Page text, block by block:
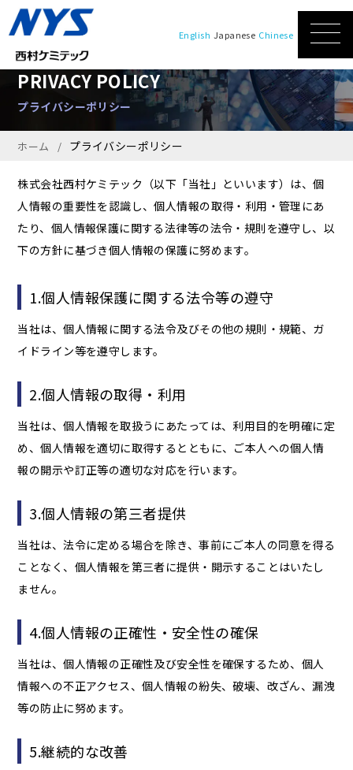
English Japanese Chinese
PRIVACY POLICY
プライバシーポリシー
ホーム プライバシーポリシー
株式会社西村ケミテック（以下「当社」といいます）は、個
人情報の重要性を認識し、個人情報の取得・利用・管理にあ
たり、個人情報保護に関する法律等の法令・規則を遵守し、以
下の方針に基づき個人情報の保護に努めます。
1.個人情報保護に関する法令等の遵守
当社は、個人情報に関する法令及びその他の規則・規範、ガ
イドライン等を遵守します。
2.個人情報の取得・利用
当社は、個人情報を取扱うにあたっては、利用目的を明確に定
め、個人情報を適切に取得するとともに、ご本人への個人情
報の開示や訂正等の適切な対応を行います。
3.個人情報の第三者提供
当社は、法令に定める場合を除き、事前にご本人の同意を得る
ことなく、個人情報を第三者に提供・開示することはいたし
ません。
4.個人情報の正確性・安全性の確保
当社は、個人情報の正確性及び安全性を確保するため、個人
情報への不正アクセス、個人情報の紛失、破壊、改ざん、漏洩
等の防止に努めます。
5.継続的な改善